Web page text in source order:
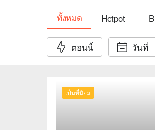
ทั้งหมด Hotpot
ตอนนี้ วันที่
เป็นที่นิยม